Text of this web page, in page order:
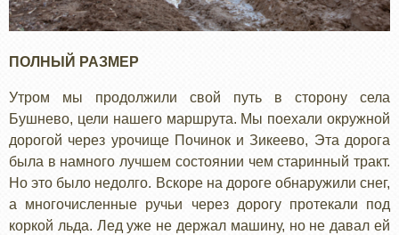
ПОЛНЫЙ РАЗМЕР
Утром мы продолжили свой путь в сторону села
Бушнево, цели нашего маршрута. Мы поехали окружной
дорогой через урочище Починок и Зикеево, Эта дорога
была в намного лучшем состоянии чем старинный тракт.
Но это было недолго. Вскоре на дороге обнаружили снег,
а многочисленные ручьи через дорогу протекали под
коркой льда. Лед уже не держал машину, но не давал ей